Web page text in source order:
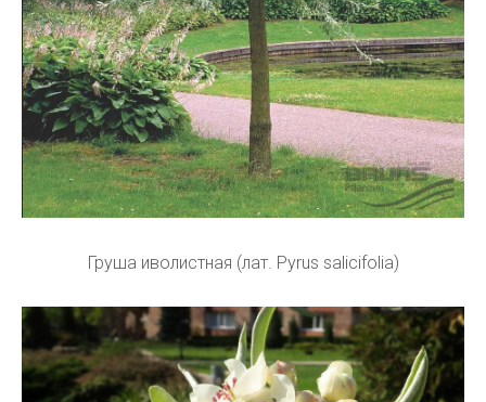
Груша иволистная (лат. Pyrus salicifolia)